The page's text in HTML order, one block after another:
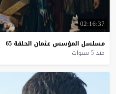
02:16:37
مسلسل المؤسس عثمان الحلقة 65
منذ 5 سنوات